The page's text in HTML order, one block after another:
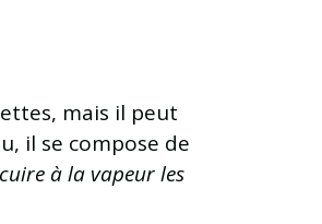
mais il peut
il se compose de
à la vapeur les